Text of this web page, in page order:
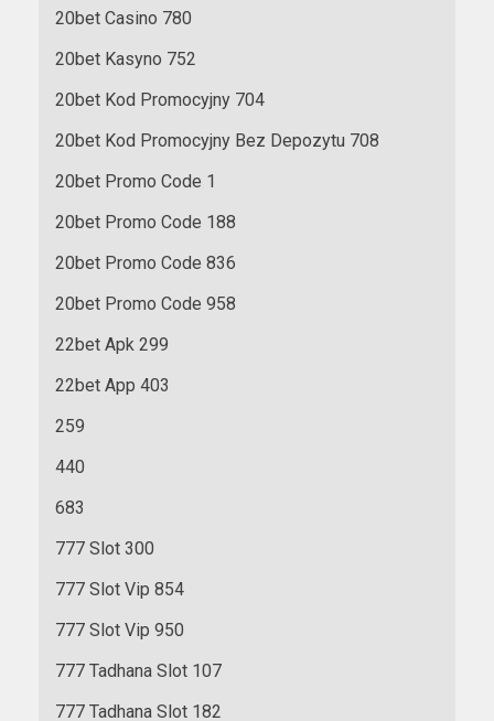
20bet Casino 780
20bet Kasyno 752
20bet Kod Promocyjny 704
20bet Kod Promocyjny Bez Depozytu 708
20bet Promo Code 1
20bet Promo Code 188
20bet Promo Code 836
20bet Promo Code 958
22bet Apk 299
22bet App 403
259
440
683
777 Slot 300
777 Slot Vip 854
777 Slot Vip 950
777 Tadhana Slot 107
777 Tadhana Slot 182